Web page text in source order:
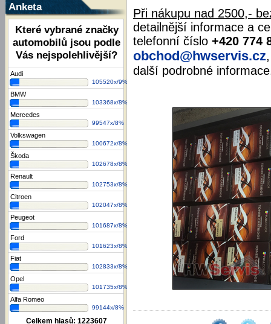
Anketa
Které vybrané značky
automobilů jsou podle
Vás nejspolehlivější?
Audi
105520x/9%
BMW
103368x/8%
Mercedes
99547x/8%
Volkswagen
100672x/8%
Škoda
102678x/8%
Renault
102753x/8%
Citroen
102047x/8%
Peugeot
101687x/8%
Ford
101623x/8%
Fiat
102833x/8%
Opel
101735x/8%
Alfa Romeo
99144x/8%
Celkem hlasů: 1223607
Při nákupu nad 2500,-
detailnější informace a
telefonní číslo +420 774
obchod@hwservis.cz
další podrobné